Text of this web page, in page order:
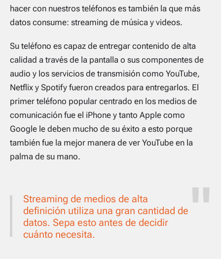
hacer con nuestros teléfonos es también la que más
datos consume: streaming de música y videos.
Su teléfono es capaz de entregar contenido de alta
calidad a través de la pantalla o sus componentes de
audio y los servicios de transmisión como YouTube,
Netflix y Spotify fueron creados para entregarlos. El
primer teléfono popular centrado en los medios de
comunicación fue el iPhone y tanto Apple como
Google le deben mucho de su éxito a esto porque
también fue la mejor manera de ver YouTube en la
palma de su mano.
Streaming de medios de alta
definición utiliza una gran cantidad de
datos. Sepa esto antes de decidir
cuánto necesita.